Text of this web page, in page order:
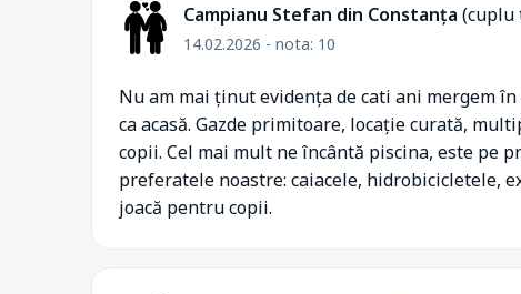
Campianu Stefan din Constanța (cuplu
14.02.2026 - nota: 10
Nu am mai ținut evidența de cati ani mergem
ca acasă. Gazde primitoare, locație curată,
copii. Cel mai mult ne încântă piscina, este pe
preferatele noastre: caiacele, hidrobicicletele,
joacă pentru copii.